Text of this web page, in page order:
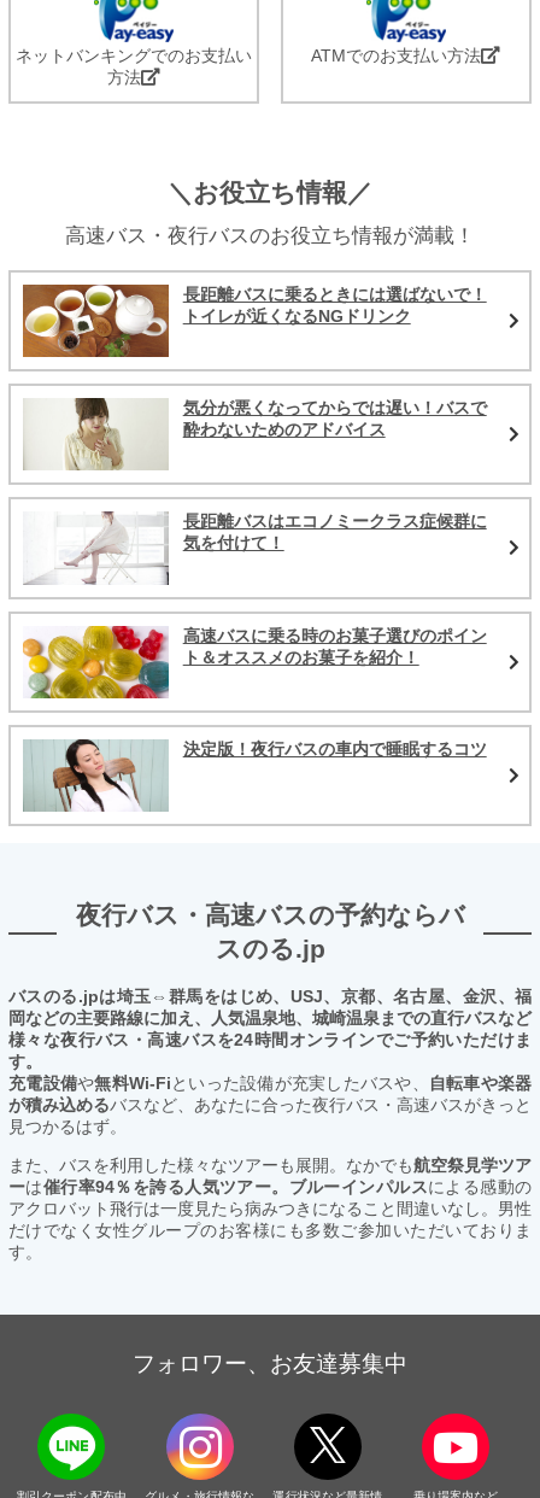
ネットバンキングでのお支払い
方法
ATMでのお支払い方法
＼お役立ち情報／
高速バス・夜行バスのお役立ち情報が満載！
長距離バスに乗るときには選ばないで！
トイレが近くなるNGドリンク
気分が悪くなってからでは遅い！バスで
酔わないためのアドバイス
長距離バスはエコノミークラス症候群に
気を付けて！
高速バスに乗る時のお菓子選びのポイン
ト＆オススメのお菓子を紹介！
決定版！夜行バスの車内で睡眠するコツ
夜行バス・高速バスの予約ならバ
スのる.jp
バスのる.jpは埼玉⇔群馬をはじめ、USJ、京都、名古屋、金沢、福
岡などの主要路線に加え、人気温泉地、城崎温泉までの直行バスなど
様々な夜行バス・高速バスを24時間オンラインでご予約いただけま
す。
充電設備や無料Wi-Fiといった設備が充実したバスや、
自転車や楽器
が積み込めるバスなど、あなたに合った夜行バス・高速バスがきっと
見つかるはず。
また、バスを利用した様々なツアーも展開。なかでも航空祭見学ツア
ーは催行率94％を誇る人気ツアー。ブルーインパルスによる感動の
アクロバット飛行は一度見たら病みつきになること間違いなし。男性
だけでなく女性グループのお客様にも多数ご参加いただいておりま
す。
フォロワー、お友達募集中